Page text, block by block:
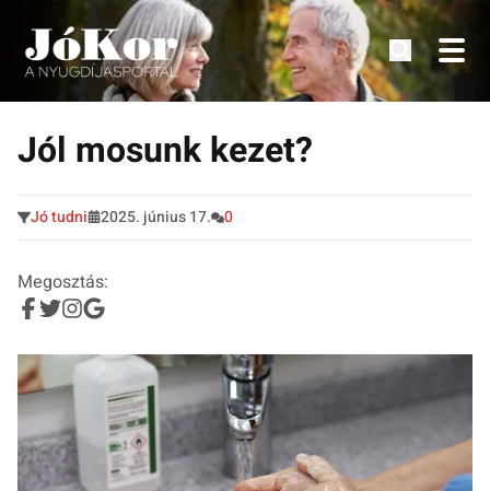
Tovább
tartalomra
Tudnivalók, érdekességek idősek számára.
Jól mosunk kezet?
Jó tudni 2025. június 17. 0
Megosztás: